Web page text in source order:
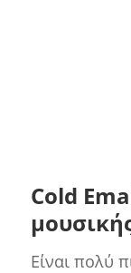
Cold
Είναι πολύ